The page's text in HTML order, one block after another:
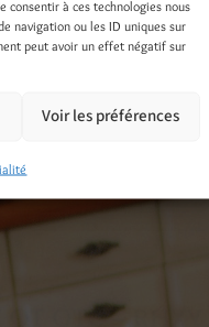
consentir à ces technologies nous
navigation ou les ID uniques sur
peut avoir un effet négatif sur
Voir les préférences
Russie /